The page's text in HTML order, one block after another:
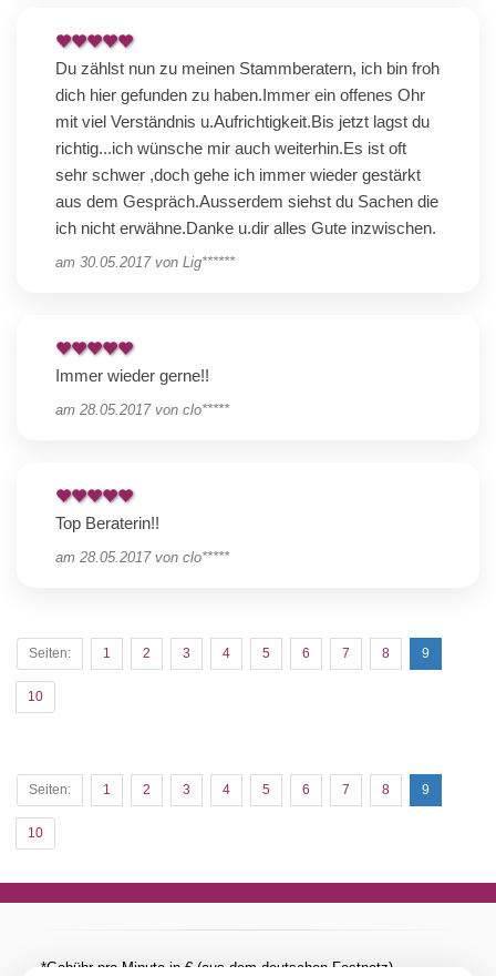
Du zählst nun zu meinen Stammberatern, ich bin froh
dich hier gefunden zu haben.Immer ein offenes Ohr
mit viel Verständnis u.Aufrichtigkeit.Bis jetzt lagst du
richtig...ich wünsche mir auch weiterhin.Es ist oft
sehr schwer ,doch gehe ich immer wieder gestärkt
aus dem Gespräch.Ausserdem siehst du Sachen die
ich nicht erwähne.Danke u.dir alles Gute inzwischen.
am 30.05.2017 von Lig******
Immer wieder gerne!!
am 28.05.2017 von clo*****
Top Beraterin!!
am 28.05.2017 von clo*****
Seiten: 1 2 3 4 5 6 7 8 9
10
Seiten: 1 2 3 4 5 6 7 8 9
10
*Gebühr pro Minute in € (aus dem deutschen Festnetz).